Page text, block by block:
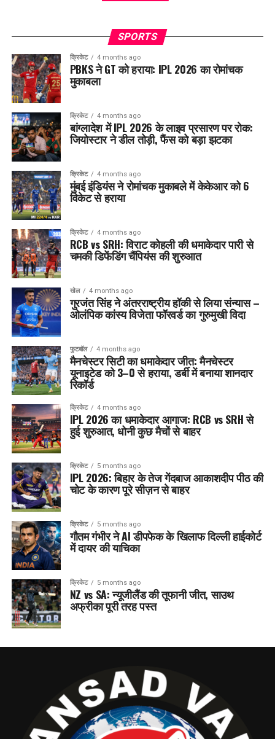
SPORTS
क्रिकेट 4 months ago
PBKS ने GT को हराया: IPL 2026 का रोमांचक
मुकाबला
क्रिकेट 4 months ago
बांग्लादेश में IPL 2026 के लाइव प्रसारण पर रोक:
जियोस्टार ने डील तोड़ी, फैंस को बड़ा झटका
क्रिकेट 4 months ago
मुंबई इंडियंस ने रोमांचक मुकाबले में केकेआर को 6
विकेट से हराया
क्रिकेट 4 months ago
RCB vs SRH: विराट कोहली की धमाकेदार पारी से
चमकी डिफेंडिंग चैंपियंस की शुरुआत
खेल 4 months ago
गुरजंत सिंह ने अंतरराष्ट्रीय हॉकी से लिया संन्यास –
ओलंपिक कांस्य विजेता फॉरवर्ड का गुरुमुखी विदा
फुटबॉल 4 months ago
मैनचेस्टर सिटी का धमाकेदार जीत: मैनचेस्टर
यूनाइटेड को 3–0 से हराया, डर्बी में बनाया शानदार
रिकॉर्ड
क्रिकेट 4 months ago
IPL 2026 का धमाकेदार आगाज: RCB vs SRH से
हुई शुरुआत, धोनी कुछ मैचों से बाहर
क्रिकेट 5 months ago
IPL 2026: बिहार के तेज गेंदबाज आकाशदीप पीठ की
चोट के कारण पूरे सीज़न से बाहर
क्रिकेट 5 months ago
गौतम गंभीर ने AI डीपफेक के खिलाफ दिल्ली हाईकोर्ट
में दायर की याचिका
क्रिकेट 5 months ago
NZ vs SA: न्यूजीलैंड की तूफानी जीत, साउथ
अफ्रीका पूरी तरह पस्त